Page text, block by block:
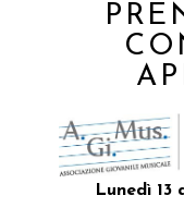
Lunedì 13